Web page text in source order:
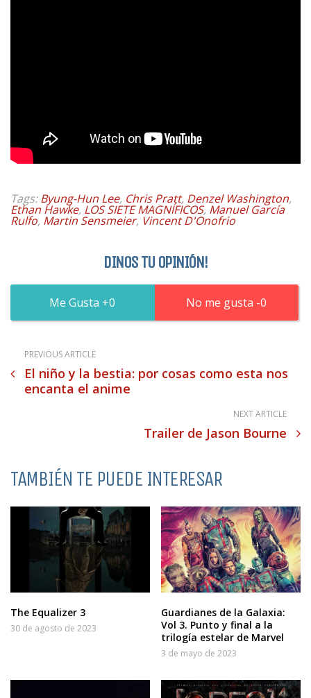
Tags:Byung-Hun Lee, Chris Pratt, Denzel Washington,
Ethan Hawke, LOS SIETE MAGNÍFICOS, Manuel García
Rulfo, Martin Sensmeier, Vincent D'Onofrio
DINOS TU OPINIÓN!
0 0
PREVIOUS ARTICLE
El niño y la bestia: por cosas como esta nos
encanta el anime
NEXT ARTICLE
Trailer de Jason Bourne
TAMBIÉN TE PUEDE INTERESAR
The Equalizer 3
30 de agosto de 2023
Guardianes de la Galaxia:
Vol 3. Punto y final a la
trilogía estelar de Marvel
3 de mayo de 2023